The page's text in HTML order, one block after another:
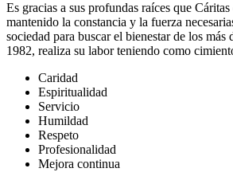
Es gracias a sus profundas raíces que
mantenido la constancia y la fuerza
sociedad para buscar el bienestar de los más
1982, realiza su labor teniendo como
Caridad
Espiritualidad
Servicio
Humildad
Respeto
Profesionalidad
Mejora continua